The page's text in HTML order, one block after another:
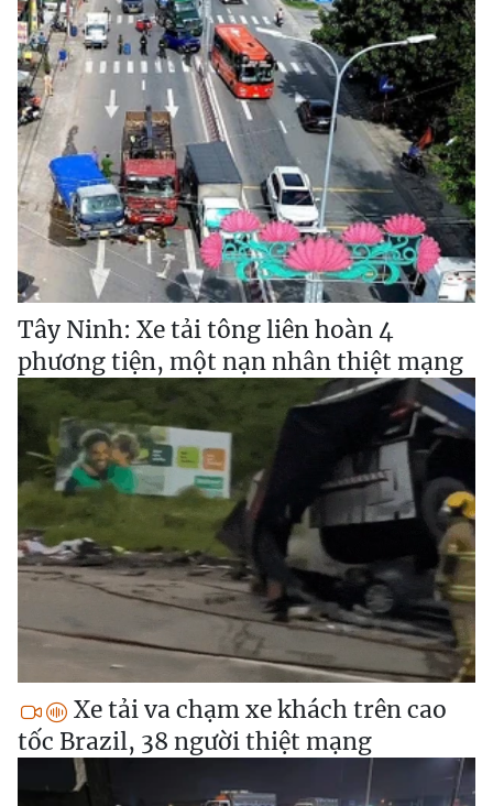
Tây Ninh: Xe tải tông liên hoàn 4
phương tiện, một nạn nhân thiệt mạng
Xe tải va chạm xe khách trên cao
tốc Brazil, 38 người thiệt mạng